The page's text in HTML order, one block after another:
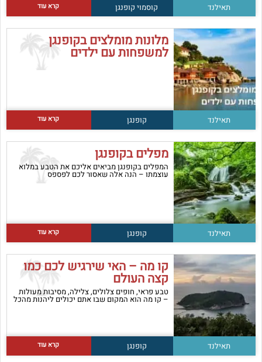
תאילנד קוסמוי קופנגן קרא עוד
מלונות מומלצים בקופנגן
למשפחות עם ילדים
תאילנד קופנגן קרא עוד
מפלים בקופנגן
המפלים בקופנגן מביאים אליכם את הטבע במלוא
עוצמתו – הנה אלה שאסור לכם לפספס
תאילנד קופנגן קרא עוד
קו מה – האי שירגיש לכם כמו
קצה העולם
טבע פראי, חופים צלולים, צלילה, מסיבות מעולות
– קו מה הוא המקום שבו אתם יכולים ליהנות מהכל
תאילנד קופנגן קרא עוד